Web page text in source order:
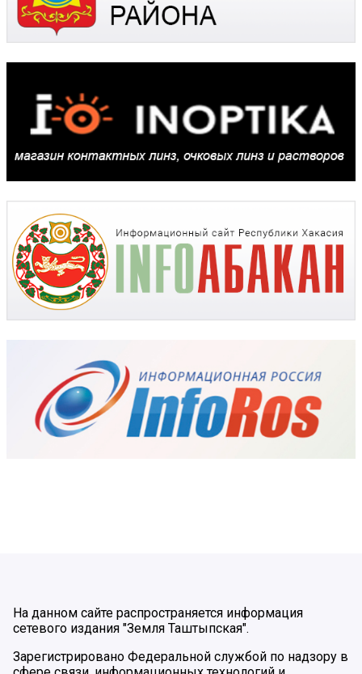
На данном сайте распространяется информация
сетевого издания "Земля Таштыпская".
Зарегистрировано Федеральной службой по надзору в